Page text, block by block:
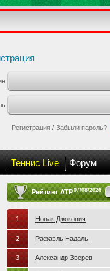
Регистрация / Забыли пароль?
Теннис Live Форум
Рейтинг ATP07/08/2026
1 Новак Джокович
2 Рафаэль Надаль
3 Александр Зверев